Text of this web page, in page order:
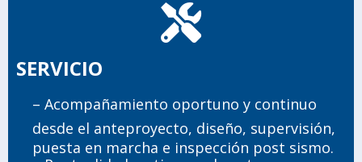
SERVICIO
– Acompañamiento oportuno y continuo
desde el anteproyecto, diseño, supervisión,
puesta en marcha e inspección post sismo.